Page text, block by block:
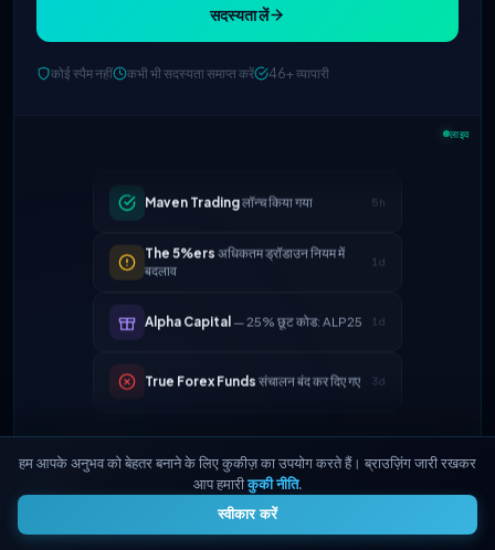
सदस्यता लें
कोई स्पैम नहीं कभी भी सदस्यता समाप्त करें 46+ व्यापारी
लाइव
FTMOअपडेटेड प्रॉफिट स्प्लिट → 90%
बदलाव
Alpha Capital— 25% छूट कोड: ALP25
संचालन बंद कर दिए गए
Maven Tradingलॉन्च किया गया
The 5%ersअधिकतम ड्रॉडाउन नियम में
हम आपके अनुभव को बेहतर बनाने के लिए कुकीज़ का उपयोग करते हैं। ब्राउज़िंग जारी रखकर
आप हमारीकुकी नीति.
स्वीकार करें